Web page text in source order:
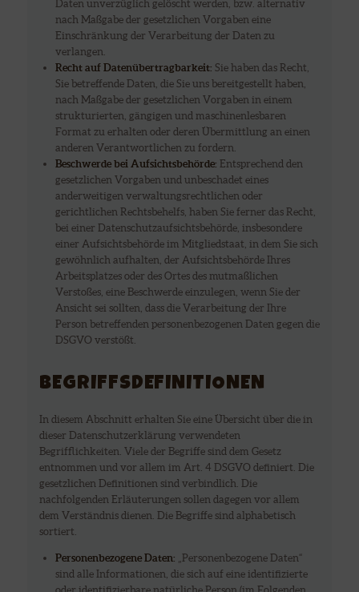
Daten unverzüglich gelöscht werden, bzw. alternativ
nach Maßgabe der gesetzlichen Vorgaben eine
Einschränkung der Verarbeitung der Daten zu
verlangen.
Recht auf Datenübertragbarkeit: Sie haben das Recht,
Sie betreffende Daten, die Sie uns bereitgestellt haben,
nach Maßgabe der gesetzlichen Vorgaben in einem
strukturierten, gängigen und maschinenlesbaren
Format zu erhalten oder deren Übermittlung an einen
anderen Verantwortlichen zu fordern.
Beschwerde bei Aufsichtsbehörde: Entsprechend den
gesetzlichen Vorgaben und unbeschadet eines
anderweitigen verwaltungsrechtlichen oder
gerichtlichen Rechtsbehelfs, haben Sie ferner das Recht,
bei einer Datenschutzaufsichtsbehörde, insbesondere
einer Aufsichtsbehörde im Mitgliedstaat, in dem Sie sich
gewöhnlich aufhalten, der Aufsichtsbehörde Ihres
Arbeitsplatzes oder des Ortes des mutmaßlichen
Verstoßes, eine Beschwerde einzulegen, wenn Sie der
Ansicht sei sollten, dass die Verarbeitung der Ihre
Person betreffenden personenbezogenen Daten gegen die
DSGVO verstößt.
BEGRIFFSDEFINITIONEN
In diesem Abschnitt erhalten Sie eine Übersicht über die in
dieser Datenschutzerklärung verwendeten
Begrifflichkeiten. Viele der Begriffe sind dem Gesetz
entnommen und vor allem im Art. 4 DSGVO definiert. Die
gesetzlichen Definitionen sind verbindlich. Die
nachfolgenden Erläuterungen sollen dagegen vor allem
dem Verständnis dienen. Die Begriffe sind alphabetisch
sortiert.
Personenbezogene Daten: „Personenbezogene Daten“
sind alle Informationen, die sich auf eine identifizierte